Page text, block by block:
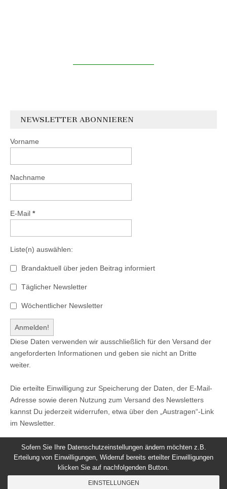
NEWSLETTER ABONNIEREN
Vorname
Nachname
E-Mail *
Liste(n) auswählen:
Brandaktuell über jeden Beitrag informiert
Täglicher Newsletter
Wöchentlicher Newsletter
Diese Daten verwenden wir ausschließlich für den Versand der
angeforderten Informationen und geben sie nicht an Dritte
weiter.
Die erteilte Einwilligung zur Speicherung der Daten, der E-Mail-
Adresse sowie deren Nutzung zum Versand des Newsletters
kannst Du jederzeit widerrufen, etwa über den „Austragen“-Link
im Newsletter.
Sofern Sie Ihre Datenschutzeinstellungen ändern möchten z.B.
Erteilung von Einwilligungen, Widerruf bereits erteilter Einwilligungen
klicken Sie auf nachfolgenden Button.
EINSTELLUNGEN